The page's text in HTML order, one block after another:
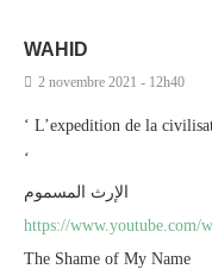
WAHID
2 novembre 2021 - 12h40
‘ L’expedition de la
‘
الإرث المسموم
https://www.youtube.com/
The Shame of My Name